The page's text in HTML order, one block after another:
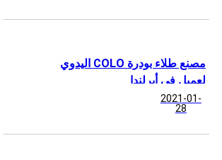
مصنع طلاء بودرة COLO اليدوي
لعميل في أيرلندا
2021-01-
28